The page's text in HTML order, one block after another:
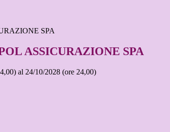
SPA
ASSICURAZIONE SPA
al 24/10/2028 (ore 24,00)